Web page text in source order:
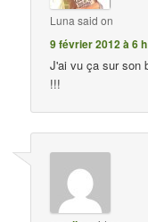
Luna said on
9 février 2012 à 6
J'ai vu ça sur son
!!!